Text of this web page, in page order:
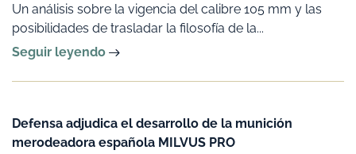
Un análisis sobre la vigencia del calibre 105 mm y las
posibilidades de trasladar la filosofía de la...
Seguir leyendo
Defensa adjudica el desarrollo de la munición
merodeadora española MILVUS PRO